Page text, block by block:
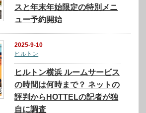
スと年末年始限定の特別メニ
ュー予約開始
2025-9-10
ヒルトン
ヒルトン横浜 ルームサービス
の時間は何時まで？ ネットの
評判からHOTTELの記者が独
自に調査